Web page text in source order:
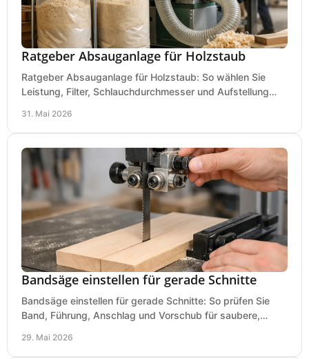
Ratgeber Absauganlage für Holzstaub
Ratgeber Absauganlage für Holzstaub: So wählen Sie
Leistung, Filter, Schlauchdurchmesser und Aufstellung
31. Mai 2026
Bandsäge einstellen für gerade Schnitte
Bandsäge einstellen für gerade Schnitte: So prüfen Sie
Band, Führung, Anschlag und Vorschub für saubere,
29. Mai 2026